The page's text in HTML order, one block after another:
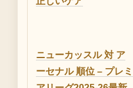
ニューカッスル 対 ア
ーセナル 順位 – プレミ